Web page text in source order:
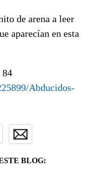
de arena a leer
aparecían en esta
84
Abducidos-
BLOG: